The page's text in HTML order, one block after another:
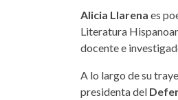
Alicia Llarena es
Literatura
docente e
A lo largo de su
presidenta del